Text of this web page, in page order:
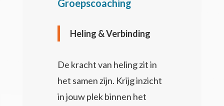
Groepscoaching
Heling & Verbinding
De kracht van heling zit in
het samen zijn. Krijg inzicht
in jouw plek binnen het